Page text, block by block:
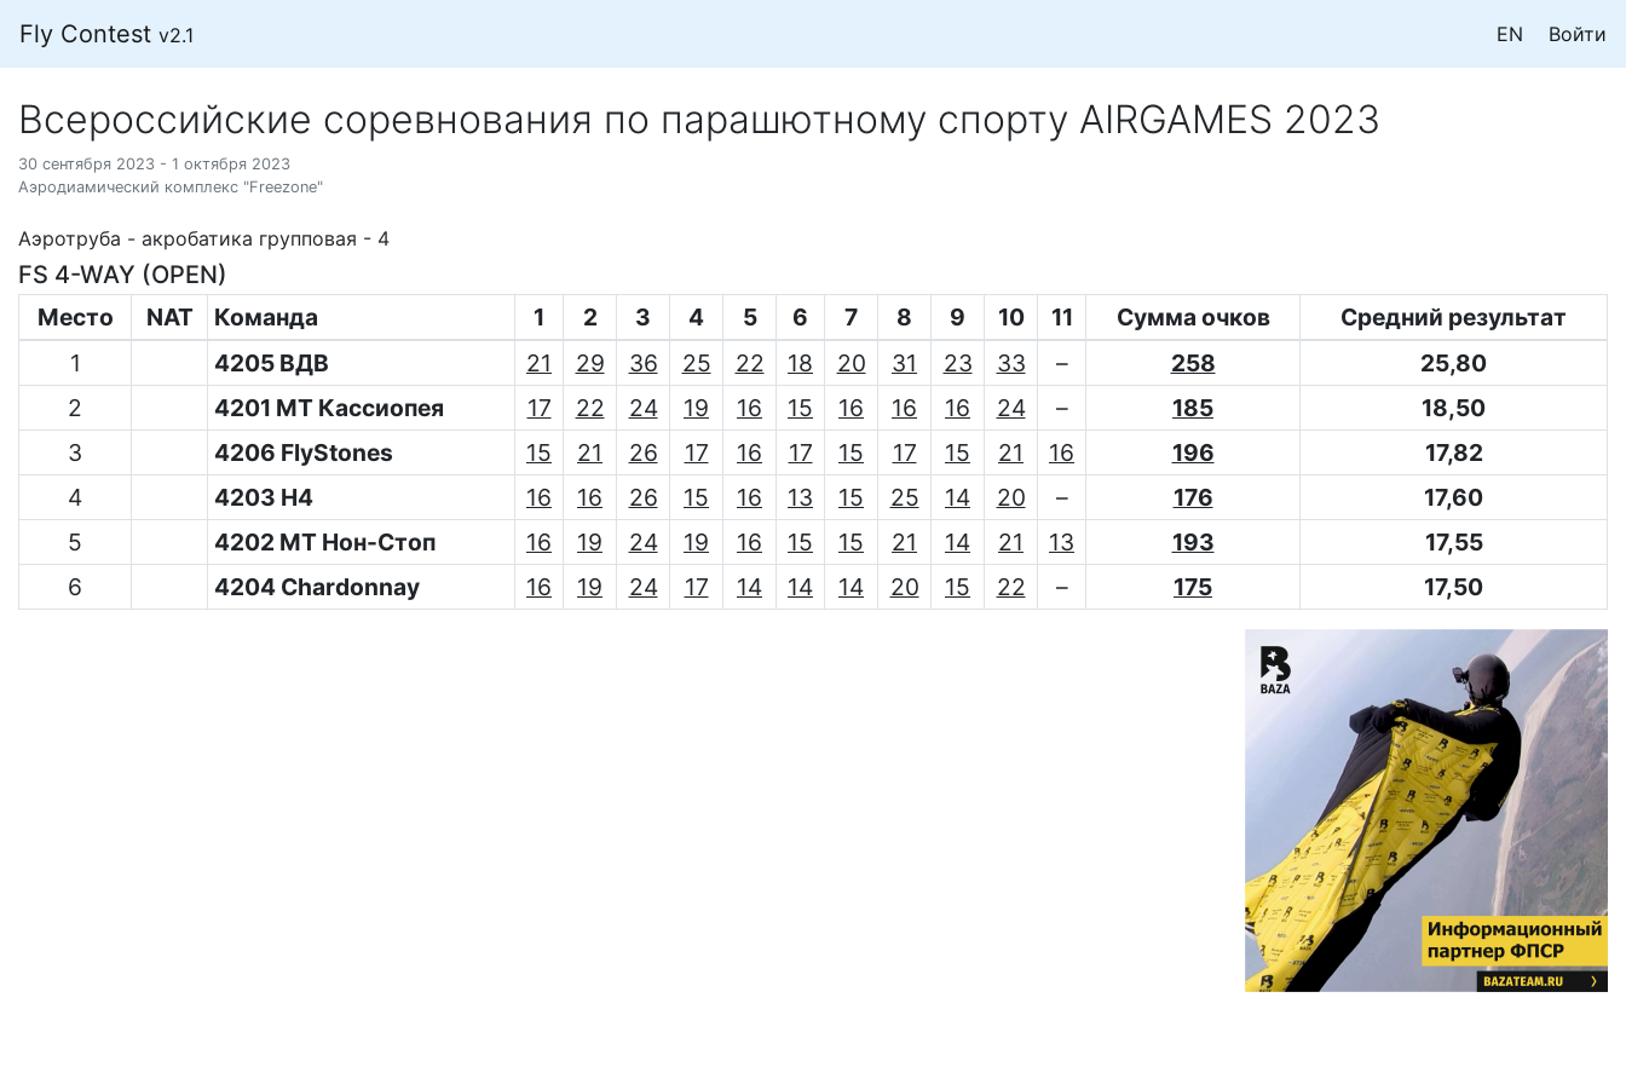
Fly Contest v2.1 EN Войти
Всероссийские соревнования по парашютному спорту AIRGAMES 2023
30 сентября 2023 - 1 октября 2023
Аэродиамический комплекс "Freezone"
Аэротруба - акробатика групповая - 4
FS 4-WAY (OPEN)
Место
NAT Команда 1 2 3 4 5 6 7 8 9 10 11 Сумма очков
Средний результат
1
4205 ВДВ 21 29 36 25 22 18 20 31 23 33 – 258
25,80
2
4201 МТ Кассиопея 17 22 24 19 16 15 16 16 16 24 – 185
18,50
3
4206 FlyStones 15 21 26 17 16 17 15 17 15 21 16 196
17,82
4
4203 H4 16 16 26 15 16 13 15 25 14 20 – 176
17,60
5
4202 МТ Нон-Стоп 16 19 24 19 16 15 15 21 14 21 13 193
17,55
6
4204 Chardonnay 16 19 24 17 14 14 14 20 15 22 – 175 17,50